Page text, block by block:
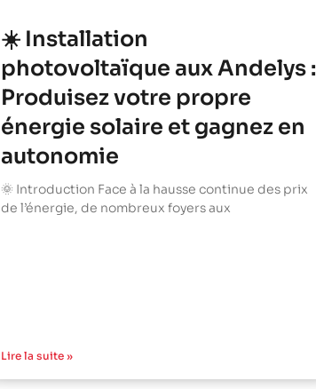
☀️ Installation
photovoltaïque aux Andelys :
Produisez votre propre
énergie solaire et gagnez en
autonomie
🌞 Introduction Face à la hausse continue des prix
de l’énergie, de nombreux foyers aux
Lire la suite »